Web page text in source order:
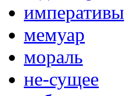
императивы
мемуар
мораль
не-сущее